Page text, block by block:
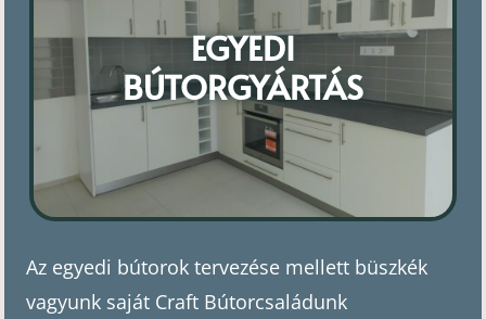
EGYEDI
BÚTORGYÁRTÁS
Az egyedi bútorok tervezése mellett büszkék
vagyunk saját Craft Bútorcsaládunk